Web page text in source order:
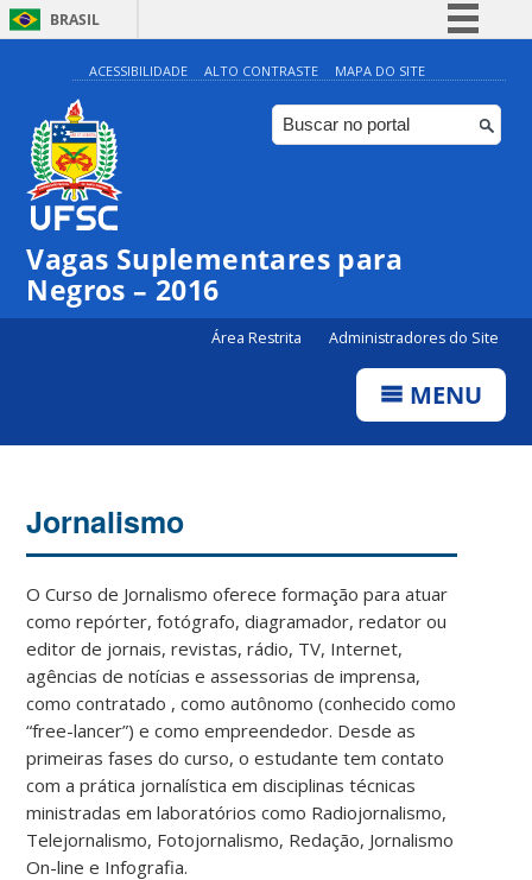
BRASIL
Simplifique!
Comunica BR
Participe
Canais
ACESSIBILIDADE ALTO CONTRASTE MAPA DO SITE
Vagas Suplementares para
Negros – 2016
Área Restrita Administradores do Site
MENU
Jornalismo
O Curso de Jornalismo oferece formação para atuar
como repórter, fotógrafo, diagramador, redator ou
editor de jornais, revistas, rádio, TV, Internet,
agências de notícias e assessorias de imprensa,
como contratado , como autônomo (conhecido como
“free-lancer”) e como empreendedor. Desde as
primeiras fases do curso, o estudante tem contato
com a prática jornalística em disciplinas técnicas
ministradas em laboratórios como Radiojornalismo,
Telejornalismo, Fotojornalismo, Redação, Jornalismo
On-line e Infografia.